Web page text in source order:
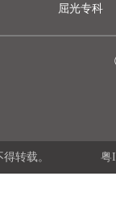
屈光专科
转载。 粤